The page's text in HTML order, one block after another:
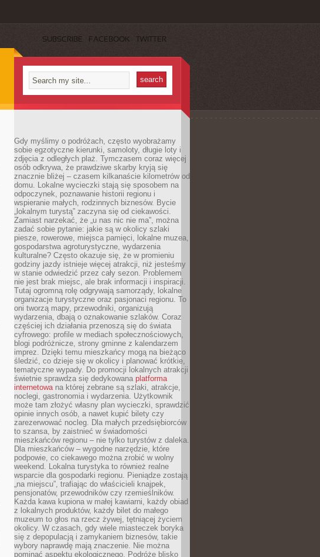
SUBSCRIBE FACEBOOK TWITTER
Gdy myślimy o podróżach, często wyobrażamy
sobie egzotyczne kierunki, samoloty, długie loty i
zdjęcia z odległych plaż. Tymczasem coraz więcej
osób odkrywa, że prawdziwe skarby kryją się
znacznie bliżej – czasem kilkanaście kilometrów od
domu. Lokalne wycieczki stają się sposobem na
odpoczynek, poznawanie historii regionu i
wspieranie małych, rodzinnych biznesów. Bycie
„lokalnym turystą” zaczyna się od ciekawości.
Zamiast narzekać, że „u nas nic nie ma”, można
zadać sobie pytanie: jakie są w okolicy szlaki
piesze, rowerowe, miejsca pamięci, lokalne muzea,
gospodarstwa agroturystyczne, wydarzenia
kulturalne? Często okazuje się, że w promieniu
godziny jazdy istnieje więcej atrakcji, niż jesteśmy
w stanie odwiedzić przez cały sezon. Problemem
nie jest brak miejsc, ale brak informacji i inspiracji.
Tutaj ogromną rolę odgrywają samorządy, lokalne
organizacje turystyczne oraz pasjonaci regionu. To
oni tworzą mapy, przewodniki, organizują
wydarzenia, dbają o oznakowanie szlaków. Coraz
częściej ich działania przenoszą się do świata
cyfrowego: profile w mediach społecznościowych,
blogi podróżnicze, strony gminne z kalendarzem
imprez. Dzięki temu mieszkańcy mogą na bieżąco
śledzić, co dzieje się w okolicy i planować krótkie,
tematyczne wypady. Do promocji lokalnych atrakcji
świetnie sprawdza się dedykowana platforma
internetowana której zebrane są szlaki, atrakcje,
noclegi, gastronomia i wydarzenia. Użytkownik
może tam złożyć własny plan wycieczki, sprawdzić
opinie innych osób, a nawet kupić bilety czy
zarezerwować nocleg. Dla małych przedsiębiorców
to szansa, by zaistnieć w świadomości
mieszkańców regionu – nie tylko turystów z daleka.
Dla mieszkańców – wygodne narzędzie, które
podpowie, co ciekawego można zrobić w wolny
weekend. Lokalna turystyka to również realne
wsparcie dla gospodarki regionu. Pieniądze zostają
„na miejscu”, trafiając do właścicieli knajpek,
pensjonatów, przewodników czy rzemieślników.
Każda kawa kupiona w małej kawiarni, każdy obiad
z lokalnych produktów, każdy bilet do małego
muzeum to głos na rzecz żywej, tętniącej życiem
okolicy. W czasach, gdy wiele miasteczek boryka
się z depopulacją i zamykaniem biznesów, takie
wybory naprawdę mają znaczenie. Nie można
pominąć aspektu ekologicznego. Podróże blisko